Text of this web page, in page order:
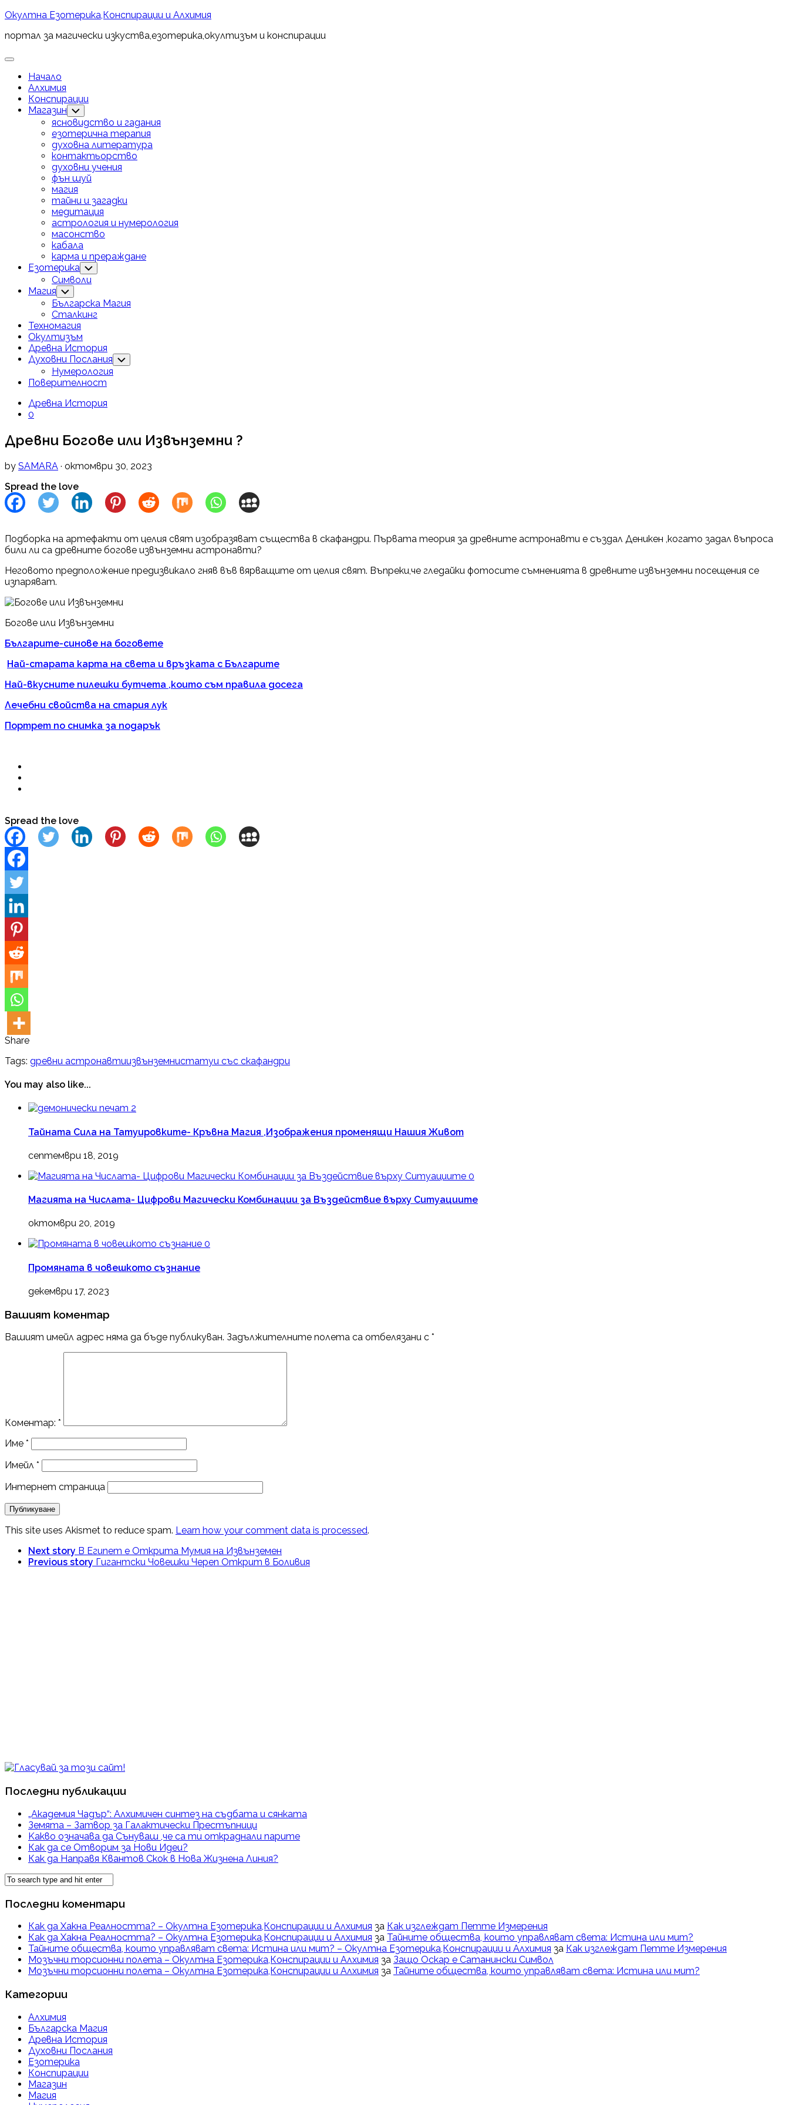
Skip
content
Окултна Езотерика,Конспирации и Алхимия
портал за магически изкуства,езотерика,окултизъм и конспирации
Expand
Начало
Алхимия
Конспирации
Магазин Toggle
Child
Menu
ясновидство и гадания
езотерична терапия
духовна литература
контактьорство
духовни учения
фън шуй
магия
тайни и загадки
медитация
астрология и нумерология
масонство
кабала
карма и прераждане
Езотерика Toggle
Child
Menu
Символи
Магия Toggle
Child
Menu
Българска Магия
Сталкинг
Техномагия
Окултизъм
Current
Page
Parent
Древна История
Духовни Послания Toggle
Child
Нумерология
Поверителност
Древна История
0
Древни Богове или Извънземни ?
by SAMARA · октомври 30, 2023
Spread the love
Подборка на артефакти от целия свят изобразяват същества в скафандри. Първата теория за древните астронавти е създал Деникен ,когато задал въпроса
били ли са древните богове извънземни астронавти?
Неговото предположение предизвикало гняв във вярващите от целия свят. Въпреки,че гледайки фотосите съмненията в древните извънземни посещения се
изпаряват.
Богове или Извънземни
Българите-синове на боговете
Най-старата карта на света и връзката с Българите
Най-вкусните пилешки бутчета ,които съм правила досега
Лечебни свойства на стария лук
Портрет по снимка за подарък
Spread the love
Share
Tags: древни астронавтиизвънземнистатуи със скафандри
You may also like...
2
Тайната Сила на Татуировките- Кръвна Магия ,Изображения променящи Нашия Живот
септември 18, 2019
0
Магията на Числата- Цифрови Магически Комбинации за Въздействие върху Ситуациите
октомври 20, 2019
0
Промяната в човешкото съзнание
декември 17, 2023
Вашият коментар
Вашият имейл адрес няма да бъде публикуван. Задължителните полета са отбелязани с *
Коментар: *
Име *
Имейл *
Интернет страница
This site uses Akismet to reduce spam. Learn how your comment data is processed.
Next story В Египет е Открита Мумия на Извънземен
Previous story Гигантски Човешки Череп Открит в Боливия
Последни публикации
„Академия Чадър“: Алхимичен синтез на съдбата и сянката
Земята – Затвор за Галактически Престъпници
Kакво означава да Сънуваш ,че са ти откраднали парите
Как да се Отворим за Нови Идеи?
Как да Направя Квантов Скок в Нова Жизнена Линия?
Последни коментари
Как да Хакна Реалността? – Окултна Езотерика,Конспирации и Алхимия за Как изглеждат Петте Измерения
Как да Хакна Реалността? – Окултна Езотерика,Конспирации и Алхимия за Тайните общества, които управляват света: Истина или мит?
Тайните общества, които управляват света: Истина или мит? – Окултна Езотерика,Конспирации и Алхимия за Как изглеждат Петте Измерения
Мозъчни торсионни полета – Окултна Езотерика,Конспирации и Алхимия за Защо Оскар е Сатанински Символ
Мозъчни торсионни полета – Окултна Езотерика,Конспирации и Алхимия за Тайните общества, които управляват света: Истина или мит?
Категории
Алхимия
Българска Магия
Древна История
Духовни Послания
Езотерика
Конспирации
Магазин
Магия